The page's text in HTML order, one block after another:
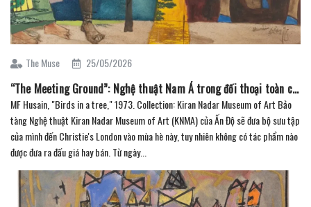
The Muse 25/05/2026
“The Meeting Ground”: Nghệ thuật Nam Á trong đối thoại toàn cầu tại Christie’s (phần 1)
MF Husain, "Birds in a tree," 1973. Collection: Kiran Nadar Museum of Art Bảo
tàng Nghệ thuật Kiran Nadar Museum of Art (KNMA) của Ấn Độ sẽ đưa bộ sưu tập
của mình đến Christie's London vào mùa hè này, tuy nhiên không có tác phẩm nào
được đưa ra đấu giá hay bán. Từ ngày...